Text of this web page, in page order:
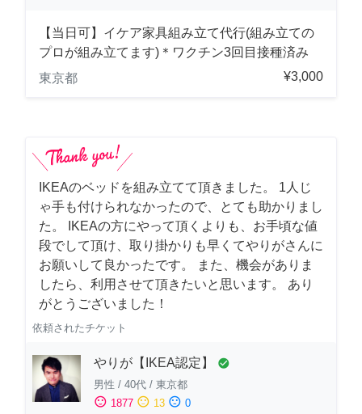
【当日可】イケア家具組み立て代行(組み立ての
プロが組み立てます)＊ワクチン3回目接種済み
東京都
¥3,000
IKEAのベッドを組み立てて頂きました。 1人じ
ゃ手も付けられなかったので、とても助かりまし
た。 IKEAの方にやって頂くよりも、お手頃な値
段でして頂け、取り掛かりも早くてやりがさんに
お願いして良かったです。 また、機会がありま
したら、利用させて頂きたいと思います。 あり
がとうございました！
依頼されたチケット
やりが【IKEA認定】 check_circle
男性 / 40代 / 東京都
sentiment_satisfied 1877 sentiment_neutral 13 sentiment_dissatisfied 0